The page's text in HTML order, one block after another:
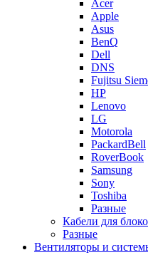
Acer
Apple
Asus
BenQ
Dell
DNS
Fujitsu
HP
Lenovo
LG
Motorola
PackardBell
RoverBook
Samsung
Sony
Toshiba
Разные
Кабели для
Разные
Вентиляторы и